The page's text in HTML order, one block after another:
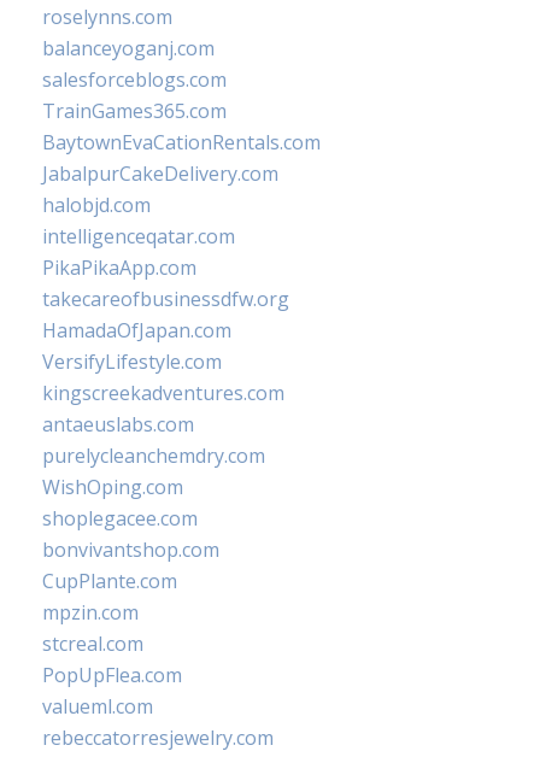
roselynns.com
balanceyoganj.com
salesforceblogs.com
TrainGames365.com
BaytownEvaCationRentals.com
JabalpurCakeDelivery.com
halobjd.com
intelligenceqatar.com
PikaPikaApp.com
takecareofbusinessdfw.org
HamadaOfJapan.com
VersifyLifestyle.com
kingscreekadventures.com
antaeuslabs.com
purelycleanchemdry.com
WishOping.com
shoplegacee.com
bonvivantshop.com
CupPlante.com
mpzin.com
stcreal.com
PopUpFlea.com
valueml.com
rebeccatorresjewelry.com